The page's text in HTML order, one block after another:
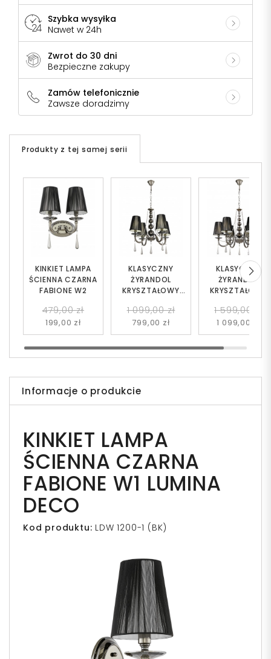
Szybka wysyłka
Nawet w 24h
Zwrot do 30 dni
Bezpieczne zakupy
Zamów telefonicznie
Zawsze doradzimy
Produkty z tej samej serii
KINKIET LAMPA
ŚCIENNA CZARNA
FABIONE W2
479,00 zł
199,00 zł
KLASYCZNY
ŻYRANDOL
KRYSZTAŁOWY
W4
1 099,00 zł
799,00 zł
KLASYCZNY
ŻYRANDOL
KRYSZTAŁOWY
W6
1 599,00 zł
1 099,00 zł
Informacje o produkcie
KINKIET LAMPA
ŚCIENNA CZARNA
FABIONE W1 LUMINA
DECO
Kod produktu: LDW 1200-1 (BK)